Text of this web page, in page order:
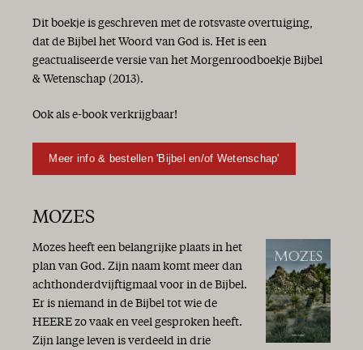
Dit boekje is geschreven met de rotsvaste overtuiging,
dat de Bijbel het Woord van God is. Het is een
geactualiseerde versie van het Morgenroodboekje Bijbel
& Wetenschap (2013).
Ook als e-book verkrijgbaar!
Meer info & bestellen 'Bijbel en/of Wetenschap'
MOZES
Mozes heeft een belangrijke plaats in het
plan van God. Zijn naam komt meer dan
achthonderdvijftigmaal voor in de Bijbel.
Er is niemand in de Bijbel tot wie de
HEERE zo vaak en veel gesproken heeft.
Zijn lange leven is verdeeld in drie